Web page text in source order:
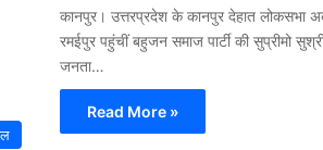
कानपुर। उत्तरप्रदेश के कानपुर देहात लोकसभा
रमईपुर पहुंचीं बहुजन समाज पार्टी की सुप्रीमो
जनता…
Read More »